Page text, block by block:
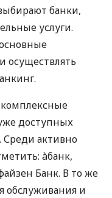
банки,
услуги.
осуществлять
доступных
активно
àбанк,
Банк. В то же
обслуживания и